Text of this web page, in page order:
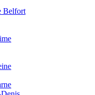
Belfort